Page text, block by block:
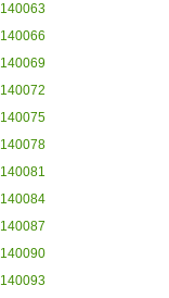
140063
140066
140069
140072
140075
140078
140081
140084
140087
140090
140093